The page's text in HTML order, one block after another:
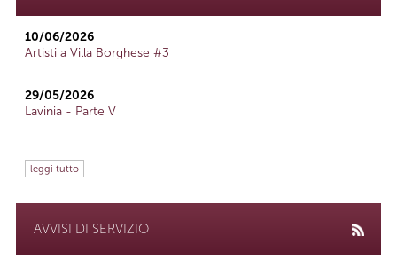
10/06/2026
Artisti a Villa Borghese #3
29/05/2026
Lavinia - Parte V
leggi tutto
AVVISI DI SERVIZIO